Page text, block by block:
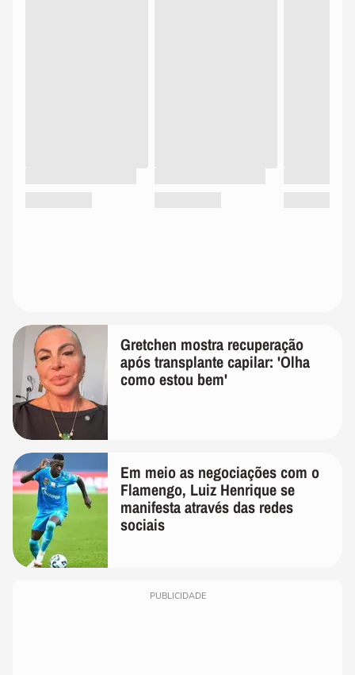
Gretchen mostra recuperação
após transplante capilar: 'Olha
como estou bem'
Em meio as negociações com o
Flamengo, Luiz Henrique se
manifesta através das redes
sociais
PUBLICIDADE